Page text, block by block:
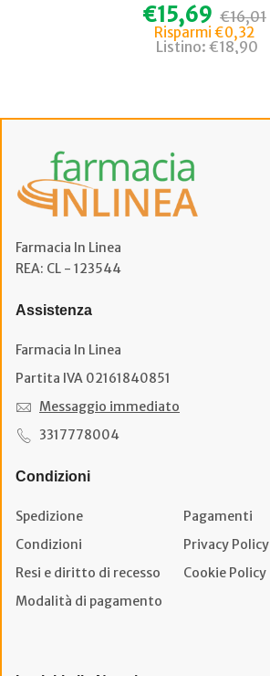
€15,69 €16,01
Risparmi €0,32
Listino: €18,90
Farmacia In Linea
REA: CL - 123544
Assistenza
Farmacia In Linea
Partita IVA 02161840851
Messaggio immediato
3317778004
Condizioni
Spedizione
Pagamenti
Condizioni
Privacy Policy
Resi e diritto di recesso
Cookie Policy
Modalità di pagamento